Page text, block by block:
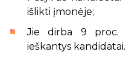
išlikti įmonėje;
Jie dirba 9 proc.
ieškantys kandidatai.